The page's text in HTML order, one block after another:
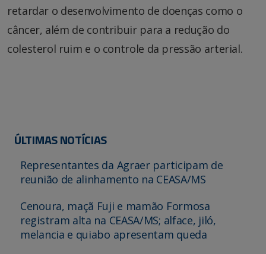
retardar o desenvolvimento de doenças como o
câncer, além de contribuir para a redução do
colesterol ruim e o controle da pressão arterial.
ÚLTIMAS NOTÍCIAS
Representantes da Agraer participam de
reunião de alinhamento na CEASA/MS
Cenoura, maçã Fuji e mamão Formosa
registram alta na CEASA/MS; alface, jiló,
melancia e quiabo apresentam queda